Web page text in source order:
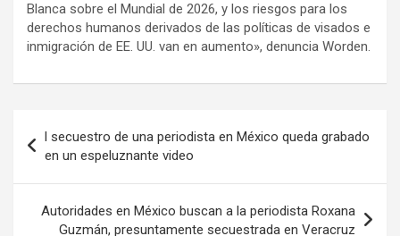
Blanca sobre el Mundial de 2026, y los riesgos para los
derechos humanos derivados de las políticas de visados e
inmigración de EE. UU. van en aumento», denuncia Worden.
de
entradas
l secuestro de una periodista en México queda grabado
en un espeluznante video
Autoridades en México buscan a la periodista Roxana
Guzmán, presuntamente secuestrada en Veracruz